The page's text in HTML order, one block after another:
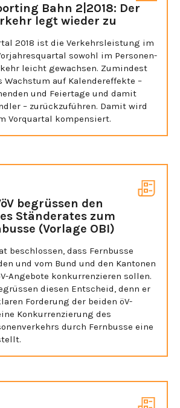
Bahn 2|2018: Der
legt wieder zu
2018 ist die Verkehrsleistung im
sowohl im Personen-
leicht gewachsen. Zumindest
auf Kalendereffekte –
und Feiertage und damit
– zurückzuführen. Damit wird
Vorquartal kompensiert.
begrüssen den
Ständerates zum
(Vorlage OBI)
beschlossen, dass Fernbusse
und vom Bund und den Kantonen
Angebote konkurrenzieren sollen.
diesen Entscheid, denn er
Forderung der beiden öV-
Konkurrenzierung des
durch Fernbusse eine